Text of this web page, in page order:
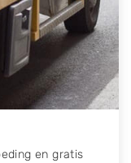
Hyundai,
Nissan, Opel,
Suzuki, Tesla,
en gratis